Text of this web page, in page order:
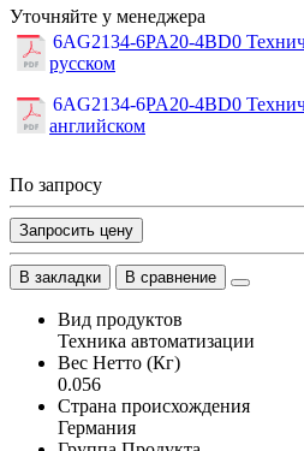
Уточняйте у менеджера
6AG2134-6PA20-4BD0
русском
6AG2134-6PA20-4BD0
английском
По запросу
Запросить цену
В закладки В сравнение
Вид продуктов
Техника автоматизации
Вес Нетто (Кг)
0.056
Страна происхождения
Германия